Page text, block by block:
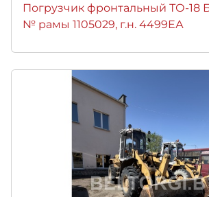
Погрузчик фронтальный ТО-18
№ рамы 1105029, г.н. 4499ЕА